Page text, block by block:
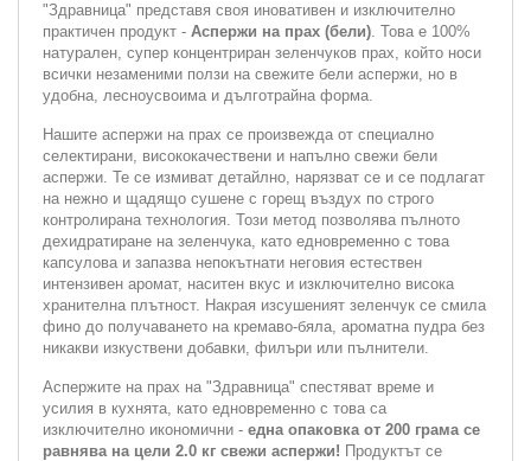
"Здравница" представя своя иновативен и изключително
практичен продукт - Аспержи на прах (бели) . Това е 100%
натурален, супер концентриран зеленчуков прах, който носи
всички незаменими ползи на свежите бели аспержи, но в
удобна, лесноусвоима и дълготрайна форма.
Нашите аспержи на прах се произвежда от специално
селектирани, висококачествени и напълно свежи бели
аспержи. Те се измиват детайлно, нарязват се и се подлагат
на нежно и щадящо сушене с горещ въздух по строго
контролирана технология. Този метод позволява пълното
дехидратиране на зеленчука, като едновременно с това
капсулова и запазва непокътнати неговия естествен
интензивен аромат, наситен вкус и изключително висока
хранителна плътност. Накрая изсушеният зеленчук се смила
фино до получаването на кремаво-бяла, ароматна пудра без
никакви изкуствени добавки, филъри или пълнители.
Аспержите на прах на "Здравница" спестяват време и
усилия в кухнята, като едновременно с това са
изключително икономични - една опаковка от 200 грама се
равнява на цели 2.0 кг свежи аспержи! Продуктът се